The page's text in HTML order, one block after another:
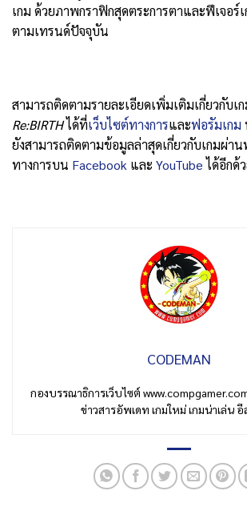
เกม ด้วยภาพกราฟิกสุดตระการตาและฟีเจอ
ตามเทรนด์ปัจจุบัน
สามารถติดตามรายละเอียดเพิ่มเติมเกี่ยวกับเ
Re:BIRTHได้ที่เว็บไซต์ทางการและฟอรัมเกม
ยังสามารถติดตามข้อมูลล่าสุดเกี่ยวกับเกมผ่าน
ทางการบน Facebook และ YouTubeได้อีกด้
CODEMAN
กองบรรณาธิการเว็บไซต์
ข่าวสารอัพเดท เกมใหม่ เกมน่าเล่น